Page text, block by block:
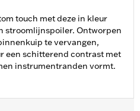
touch met deze in kleur
stroomlijnspoiler. Ontworpen
te vervangen,
een schitterend contrast met
instrumentranden vormt.